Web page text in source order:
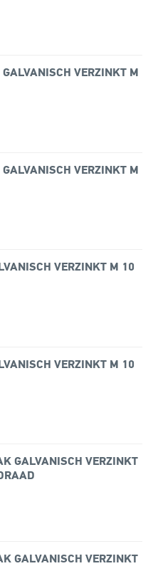
VERZINKT M
VERZINKT M
VERZINKT M 10
VERZINKT M 10
GALVANISCH VERZINKT
GALVANISCH VERZINKT